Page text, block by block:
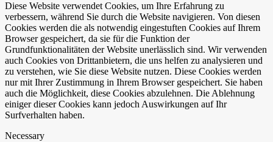
Diese Website verwendet Cookies, um Ihre Erfahrung zu
verbessern, während Sie durch die Website navigieren. Von diesen
Cookies werden die als notwendig eingestuften Cookies auf Ihrem
Browser gespeichert, da sie für die Funktion der
Grundfunktionalitäten der Website unerlässlich sind. Wir verwenden
auch Cookies von Drittanbietern, die uns helfen zu analysieren und
zu verstehen, wie Sie diese Website nutzen. Diese Cookies werden
nur mit Ihrer Zustimmung in Ihrem Browser gespeichert. Sie haben
auch die Möglichkeit, diese Cookies abzulehnen. Die Ablehnung
einiger dieser Cookies kann jedoch Auswirkungen auf Ihr
Surfverhalten haben.
Necessary